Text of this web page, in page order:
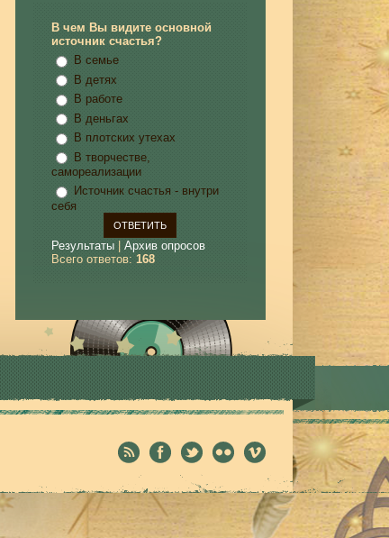
В чем Вы видите основной
источник счастья?
В семье
В детях
В работе
В деньгах
В плотских утехах
В творчестве,
самореализации
Источник счастья - внутри
себя
Результаты| Архив опросов
Всего ответов: 168